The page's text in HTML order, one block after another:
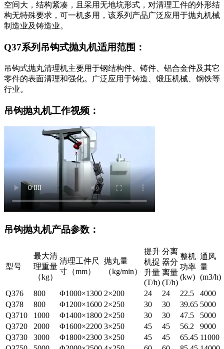
空间大，结构紧凑，且采用无地坑形式，对清理工件的外形结
构无特殊要求，可一机多用，该系列产品广泛应用于抛丸机械
制造业及铸造业。
Q37系列吊钩式抛丸机适用范围：
吊钩式抛丸清理机主要用于钢结构件、铸件、铝合金件及其它
零件的表面清理和强化。广泛应用于铸造、锻压机械、钢铁等
行业。
吊钩抛丸机工作视频：
吊钩抛丸机产品参数：
型号
最大清
理重量
（kg）
清理工件尺
寸（mm）
抛丸量
（kg/min）
提升
机提
升量
(T/h)
分离
器分
离量
(T/h)
整机
功率
(kw)
通风
量
(m3/h)
Q376
800 Φ1000×1300 2×200 24 24 22.5
4000
Q378
800 Φ1200×1600 2×250 30 30 39.65 5000
Q3710
1000 Φ1400×1800 2×250 30 30 47.5
5000
Q3720
2000 Φ1600×2200 3×250 45 45 56.2
9000
Q3730
3000 Φ1800×2300 3×250 45 45 65.45 11000